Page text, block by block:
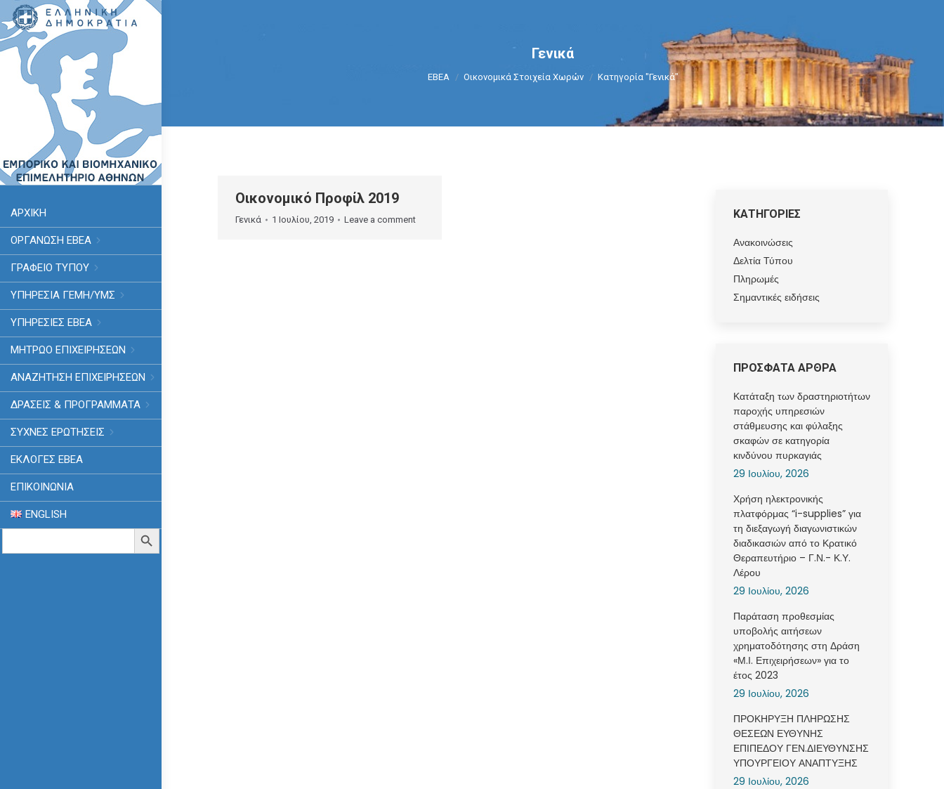
ΑΡΧΙΚΗ
ΟΡΓΑΝΩΣΗ ΕΒΕΑ
ΓΡΑΦΕΙΟ ΤΥΠΟΥ
ΥΠΗΡΕΣΊΑ ΓΕΜΗ/ΥΜΣ
ΥΠΗΡΕΣΙΕΣ ΕΒΕΑ
ΜΗΤΡΩΟ ΕΠΙΧΕΙΡΗΣΕΩΝ
ΑΝΑΖΗΤΗΣΗ ΕΠΙΧΕΙΡΗΣΕΩΝ
ΔΡΑΣΕΙΣ & ΠΡΟΓΡΑΜΜΑΤΑ
ΣΥΧΝΕΣ ΕΡΩΤΗΣΕΙΣ
ΕΚΛΟΓΈΣ ΕΒΕΑ
ΕΠΙΚΟΙΝΩΝΙΑ
ENGLISH
Search
Search Button
Γενικά
You are here:
ΕΒΕΑ Οικονομικά Στοιχεία Χωρών Κατηγορία "Γενικά"
Οικονομικό Προφίλ 2019
Γενικά 1 Ιουλίου, 2019 Leave a comment ΚΑΤΗΓΟΡΙΕΣ
Ανακοινώσεις
Δελτία Τύπου
Πληρωμές
Σημαντικές ειδήσεις
ΠΡΟΣΦΑΤΑ ΑΡΘΡΑ
Κατάταξη των δραστηριοτήτων
παροχής υπηρεσιών
στάθμευσης και φύλαξης
σκαφών σε κατηγορία
κινδύνου πυρκαγιάς
29 Ιουλίου, 2026
Χρήση ηλεκτρονικής
πλατφόρμας “i-supplies” για
τη διεξαγωγή διαγωνιστικών
διαδικασιών από το Κρατικό
Θεραπευτήριο – Γ.Ν.- Κ.Υ.
Λέρου
29 Ιουλίου, 2026
Παράταση προθεσμίας
υποβολής αιτήσεων
χρηματοδότησης στη Δράση
«Μ.Ι. Επιχειρήσεων» για το
έτος 2023
29 Ιουλίου, 2026
ΠΡΟΚΗΡΥΞΗ ΠΛΗΡΩΣΗΣ
ΘΕΣΕΩΝ ΕΥΘΥΝΗΣ
ΕΠΙΠΕΔΟΥ ΓΕΝ.ΔΙΕΥΘΥΝΣΗΣ
ΥΠΟΥΡΓΕΙΟΥ ΑΝΑΠΤΥΞΗΣ
29 Ιουλίου, 2026